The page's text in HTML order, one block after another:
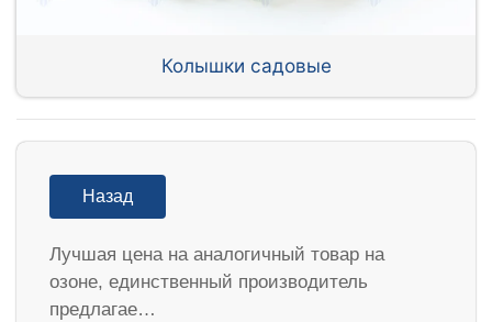
Колышки садовые
Назад
Лучшая цена на аналогичный товар на
озоне, единственный производитель
предлагае…